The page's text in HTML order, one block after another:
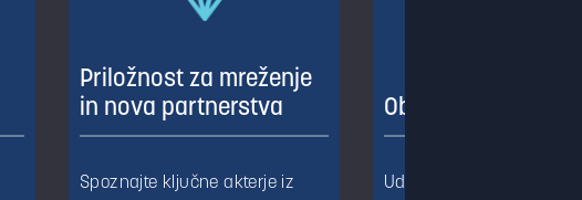
Priložnost za mreženje
in nova partnerstva
Spoznajte ključne akterje iz
Obsejemsko
Udeležite se zanimivih